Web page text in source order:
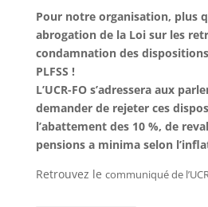
Pour notre organisation, plus
abrogation de la Loi sur les
condamnation des
PLFSS !
L’UCR-FO s’adressera aux
demander de rejeter ces
l’abattement des 10 %, de
pensions a minima selon
Retrouvez le communiqué de